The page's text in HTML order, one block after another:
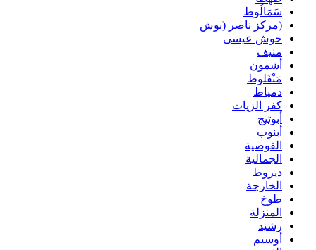
سَمَالُوط
(مركز ناصر (بوش
حوش عيسى
منيف
أشمون
مَنْفَلوط
دمياط
كفر الزيات
أبوتيج
أبنوب
القوصية
الجمالية
ديروط
الخارجة
طوخ
المنزلة
رشيد
أوسيم